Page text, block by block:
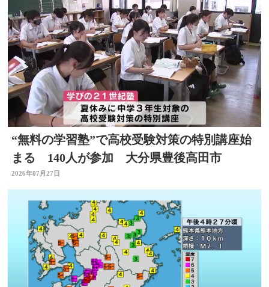
“無料の学習塾”で高校受験対策の特別講座始
まる 140人が参加 大分県豊後高田市
2026年07月27日